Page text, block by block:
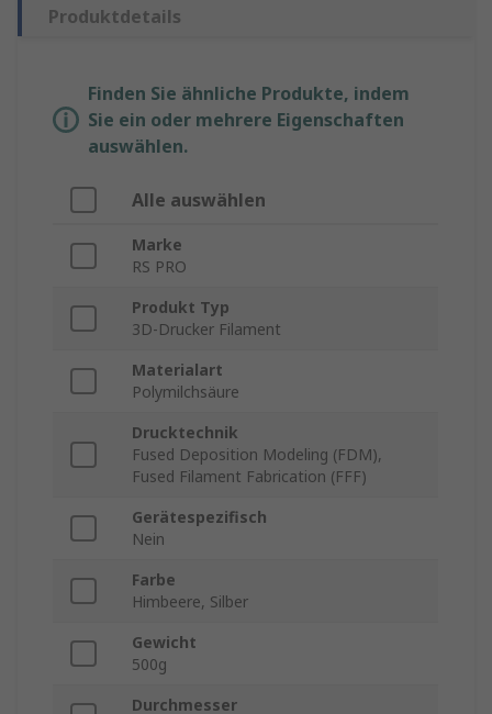
Produktdetails
Finden Sie ähnliche Produkte, indem
Sie ein oder mehrere Eigenschaften
auswählen.
Alle auswählen
Marke
RS PRO
Produkt Typ
3D-Drucker Filament
Materialart
Polymilchsäure
Drucktechnik
Fused Deposition Modeling (FDM),
Fused Filament Fabrication (FFF)
Gerätespezifisch
Nein
Farbe
Himbeere, Silber
Gewicht
500g
Durchmesser